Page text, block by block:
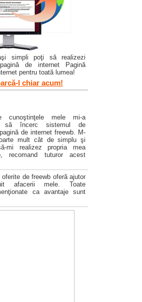
simpli poţi să realizezi
de internet Pagină
pentru toată lumea!
l chiar acum!
cunoştinţele mele mi-a
să încerc sistemul de
de internet freewb. M-
mult cât de simplu şi
mi realizez propria mea
recomand tuturor acest
oferite de freewb oferă ajutor
afacerii mele. Toate
ca avantaje sunt